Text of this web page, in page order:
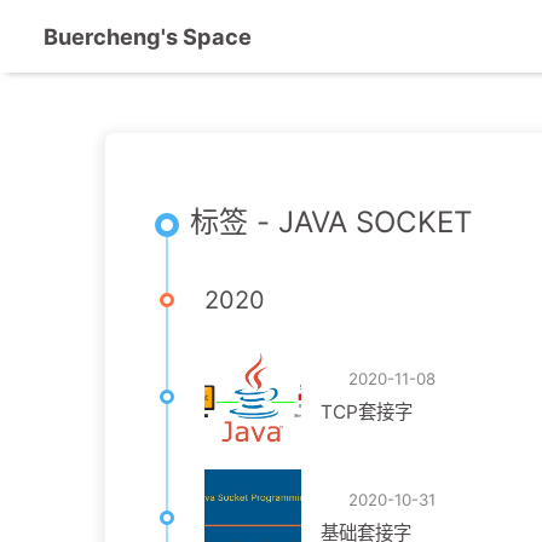
Buercheng's Space
标签 - JAVA SOCKET
2020
2020-11-08
TCP套接字
2020-10-31
基础套接字